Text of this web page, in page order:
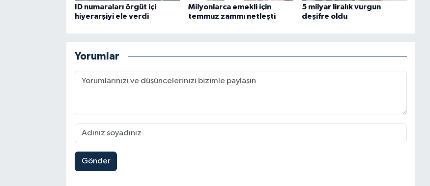
ID numaraları örgüt içi
hiyerarşiyi ele verdi
Milyonlarca emekli için
temmuz zammı netleşti
5 milyar liralık vurgun
deşifre oldu
Yorumlar
Gönder